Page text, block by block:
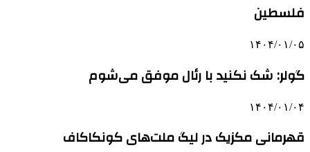
فلسطین
۱۴۰۴/۰۱/۰۵
گولر: شک نکنید با رئال موفق می‌شوم
۱۴۰۴/۰۱/۰۴
قهرمانی مکزیک در لیگ ملت‌های کونکاکاف